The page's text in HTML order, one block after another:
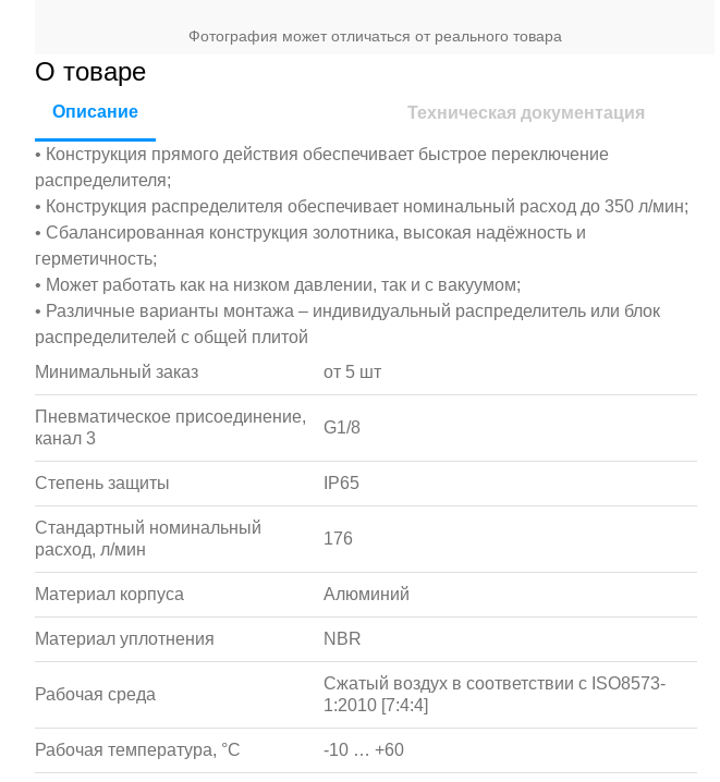
Фотография может отличаться от реального товара
О товаре
Описание Техническая документация
• Конструкция прямого действия обеспечивает быстрое переключение
распределителя;
• Конструкция распределителя обеспечивает номинальный расход до 350 л/мин;
• Сбалансированная конструкция золотника, высокая надёжность и
герметичность;
• Может работать как на низком давлении, так и с вакуумом;
• Различные варианты монтажа – индивидуальный распределитель или блок
распределителей с общей плитой
Минимальный заказ
от 5 шт
Пневматическое присоединение,
канал 3
G1/8
Степень защиты IP65
Стандартный номинальный
расход, л/мин
176
Материал корпуса Алюминий
Материал уплотнения NBR
Рабочая среда
Сжатый воздух в соответствии с ISO8573-
1:2010 [7:4:4]
Рабочая температура, °С -10 … +60